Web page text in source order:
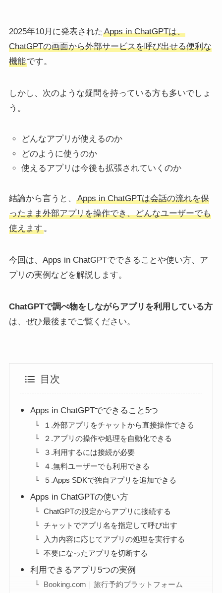
2025年10月に発表された Apps in ChatGPTは、
ChatGPTの画面から外部サービスを呼び出せる便利な
機能です。
しかし、次のような疑問を持っている方も多いでしょ
う。
どんなアプリが使えるのか
どのように使うのか
使えるアプリは今後も拡張されていくのか
結論から言うと、
Apps in ChatGPTは会話の流れを保
ったまま外部アプリを操作でき、どんなユーザーでも
使えます。
今回は、Apps in ChatGPTでできることや使い方、ア
プリの実例などを解説します。
ChatGPTで調べ物をしながらアプリを利用している方
は、ぜひ最後までご覧ください。
目次
Apps in ChatGPTでできること5つ
１.外部アプリをチャットから直接操作できる
２.アプリの操作や処理を自動化できる
３.利用するには接続が必要
４.無料ユーザーでも利用できる
５.Apps SDKで独自アプリを追加できる
Apps in ChatGPTの使い方
ChatGPTの設定からアプリに接続する
チャットでアプリ名を指定して呼び出す
入力内容に応じてアプリの処理を実行する
不要になったアプリを切断する
利用できるアプリ5つの実例
Booking.com｜旅行予約プラットフォーム